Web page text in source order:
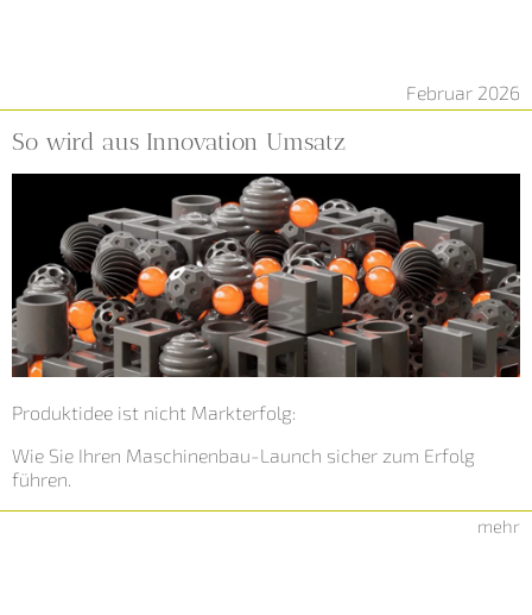
Februar 2026
So wird aus Innovation Umsatz
Produktidee ist nicht Markterfolg:
Wie Sie Ihren Maschinenbau-Launch sicher zum Erfolg
führen.
mehr